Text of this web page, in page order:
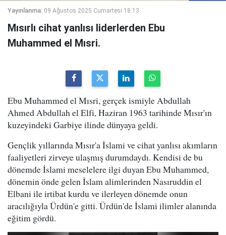
Yayınlanma: 09 Ağustos 2025 Cumartesi 18:13
Mısırlı cihat yanlısı liderlerden Ebu
Muhammed el Mısri.
Ebu Muhammed el Mısri, gerçek ismiyle Abdullah
Ahmed Abdullah el Elfi, Haziran 1963 tarihinde Mısır'ın
kuzeyindeki Garbiye ilinde dünyaya geldi.
Gençlik yıllarında Mısır'a İslami ve cihat yanlısı akımların
faaliyetleri zirveye ulaşmış durumdaydı. Kendisi de bu
dönemde İslami meselelere ilgi duyan Ebu Muhammed,
dönemin önde gelen İslam alimlerinden Nasıruddin el
Elbani ile irtibat kurdu ve ilerleyen dönemde onun
aracılığıyla Ürdün'e gitti. Ürdün'de İslami ilimler alanında
eğitim gördü.